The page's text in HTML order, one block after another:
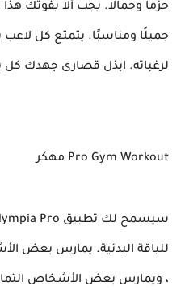
حزما وجمالا. يجب ألا يفوتك
جميلًا ومناسبًا. يتمتع كل لاعب
لرغباته. ابذل قصارى جهدك كل
Pro Gym Workout مهكر
للياقة البدنية. يمارس بعض
، ويمارس بعض الأشخاص